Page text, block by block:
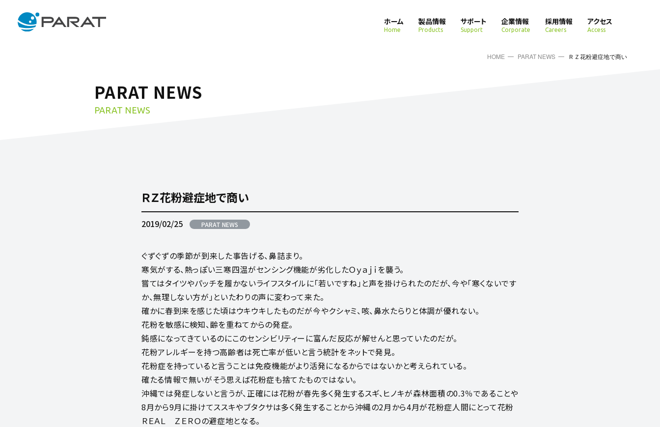
ホーム
Home
製品情報
Products
サポート
Support
企業情報
Corporate
採用情報
Careers
アクセス
Access
PARAT NEWS
PARAT NEWS
HOME PARAT NEWS ＲＺ花粉避症地で商い
ＲＺ花粉避症地で商い
2019/02/25 PARAT NEWS
ぐずぐずの季節が到来した事告げる、鼻詰まり。
寒気がする、熱っぽい三寒四温がセンシング機能が劣化したＯｙａｊｉを襲う。
嘗てはタイツやパッチを履かないライフスタイルに「若いですね」と声を掛けられたのだが、今や「寒くないです
か、無理しない方が」といたわりの声に変わって来た。
確かに春到来を感じた頃はウキウキしたものだが今やクシャミ、咳、鼻水たらりと体調が優れない。
花粉を敏感に検知、齢を重ねてからの発症。
鈍感になってきているのにこのセンシビリティーに富んだ反応が解せんと思っていたのだが。
花粉アレルギーを持つ高齢者は死亡率が低いと言う統計をネットで発見。
花粉症を持っていると言うことは免疫機能がより活発になるからではないかと考えられている。
確たる情報で無いがそう思えば花粉症も捨てたものではない。
沖縄では発症しないと言うが、正確には花粉が春先多く発生するスギ、ヒノキが森林面積の0.3％であることや
8月から9月に掛けてススキやブタクサは多く発生することから沖縄の2月から4月が花粉症人間にとって花粉
ＲＥＡＬ ＺＥＲＯの避症地となる。